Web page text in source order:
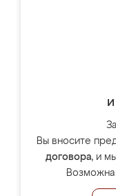
Вы вносите
договора, и
Возможна